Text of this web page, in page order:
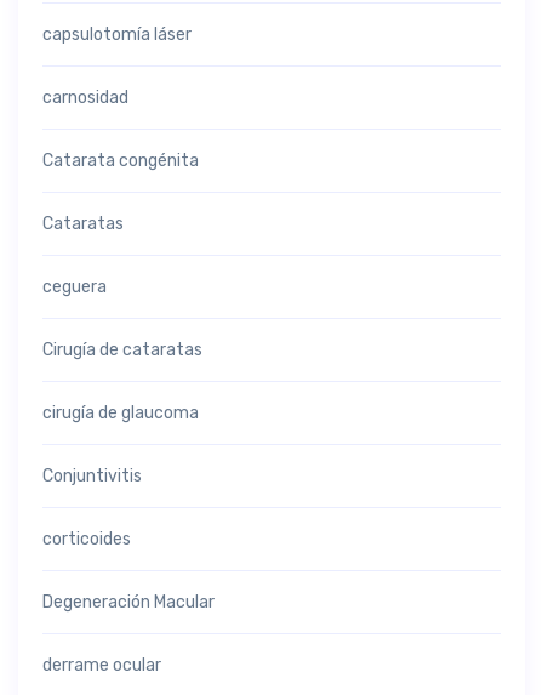
capsulotomía láser
carnosidad
Catarata congénita
Cataratas
ceguera
Cirugía de cataratas
cirugía de glaucoma
Conjuntivitis
corticoides
Degeneración Macular
derrame ocular